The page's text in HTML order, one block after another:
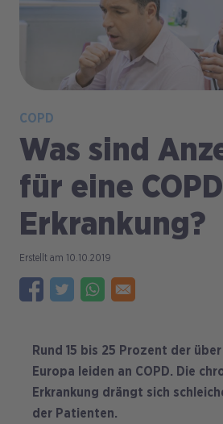
COPD
Was sind
für eine COPD
Erkrankung?
10.10.2019
Rund 15 bis 25 Prozent der
Europa leiden an COPD. Die
Erkrankung drängt sich
der Patienten.